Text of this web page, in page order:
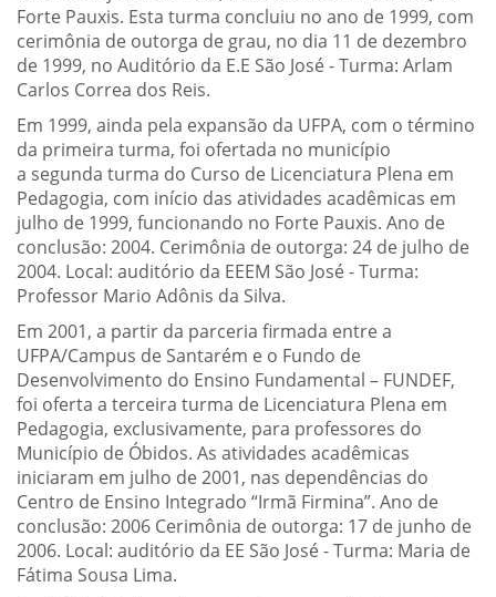
Forte Pauxis. Esta turma concluiu no ano de 1999, com
cerimônia de outorga de grau, no dia 11 de dezembro
de 1999, no Auditório da E.E São José - Turma: Arlam
Carlos Correa dos Reis.
Em 1999, ainda pela expansão da UFPA, com o término
da primeira turma, foi ofertada no município
a segunda turma do Curso de Licenciatura Plena em
Pedagogia, com início das atividades acadêmicas em
julho de 1999, funcionando no Forte Pauxis. Ano de
conclusão: 2004. Cerimônia de outorga: 24 de julho de
2004. Local: auditório da EEEM São José - Turma:
Professor Mario Adônis da Silva.
Em 2001, a partir da parceria firmada entre a
UFPA/Campus de Santarém e o Fundo de
Desenvolvimento do Ensino Fundamental – FUNDEF,
foi oferta a terceira turma de Licenciatura Plena em
Pedagogia, exclusivamente, para professores do
Município de Óbidos. As atividades acadêmicas
iniciaram em julho de 2001, nas dependências do
Centro de Ensino Integrado “Irmã Firmina”. Ano de
conclusão: 2006 Cerimônia de outorga: 17 de junho de
2006. Local: auditório da EE São José - Turma: Maria de
Fátima Sousa Lima.